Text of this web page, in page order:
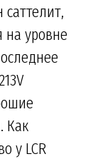
на уровне
Как
у LCR